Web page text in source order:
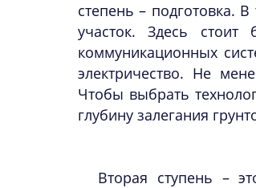
степень – подготовка.
участок. Здесь
коммуникационных
электричество. Не
Чтобы выбрать
глубину залегания
Вторая ступень –